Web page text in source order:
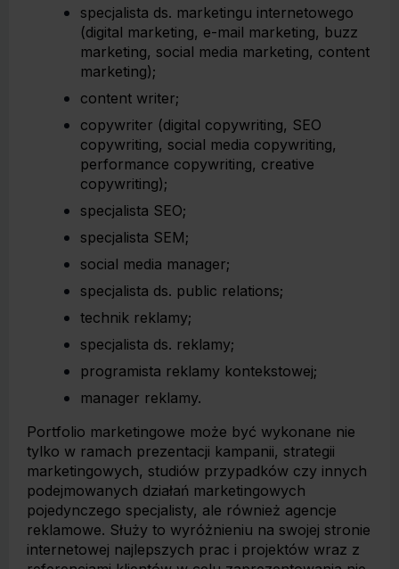
specjalista ds. marketingu internetowego
(digital marketing, e-mail marketing, buzz
marketing, social media marketing, content
marketing);
content writer;
copywriter (digital copywriting, SEO
copywriting, social media copywriting,
performance copywriting, creative
copywriting);
specjalista SEO;
specjalista SEM;
social media manager;
specjalista ds. public relations;
technik reklamy;
specjalista ds. reklamy;
programista reklamy kontekstowej;
manager reklamy.
Portfolio marketingowe może być wykonane nie
tylko w ramach prezentacji kampanii, strategii
marketingowych, studiów przypadków czy innych
podejmowanych działań marketingowych
pojedynczego specjalisty, ale również agencje
reklamowe. Służy to wyróżnieniu na swojej stronie
internetowej najlepszych prac i projektów wraz z